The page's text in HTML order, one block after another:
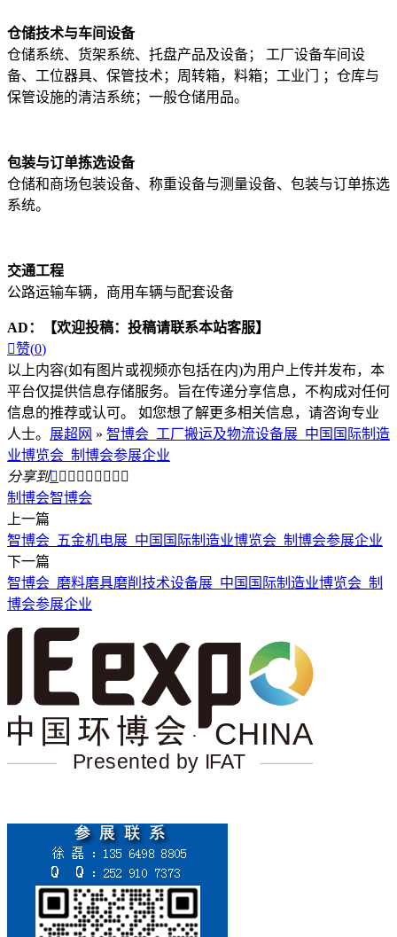
仓储技术与车间设备
仓储系统、货架系统、托盘产品及设备； 工厂设备车间设
备、工位器具、保管技术；周转箱，料箱；工业门 ；仓库与
保管设施的清洁系统；一般仓储用品。
包装与订单拣选设备
仓储和商场包装设备、称重设备与测量设备、包装与订单拣选
系统。
交通工程
公路运输车辆，商用车辆与配套设备
AD：
【欢迎投稿：投稿请联系本站客服】
赞(0)
以上内容(如有图片或视频亦包括在内)为用户上传并发布，本
平台仅提供信息存储服务。旨在传递分享信息，不构成对任何
信息的推荐或认可。 如您想了解更多相关信息，请咨询专业
人士。 展超网 » 智博会_工厂搬运及物流设备展_中国国际制造
业博览会_制博会参展企业
分享到        
制博会智博会
上一篇
智博会_五金机电展_中国国际制造业博览会_制博会参展企业
下一篇
智博会_磨料磨具磨削技术设备展_中国国际制造业博览会_制
博会参展企业